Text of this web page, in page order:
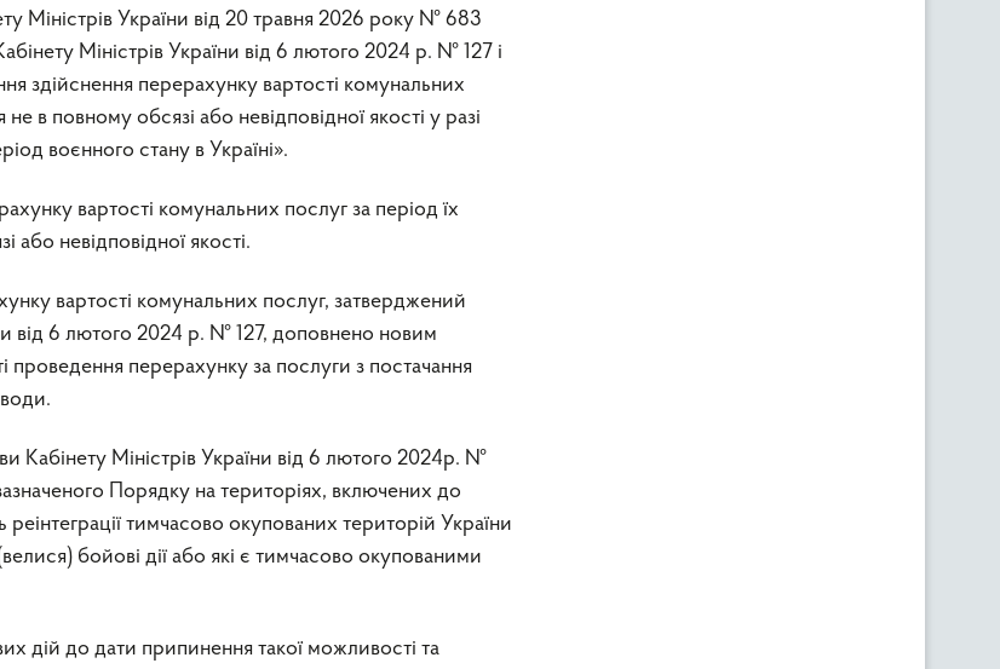
Міністрів України від 6 лютого 2024 р. № 127 і
здійснення перерахунку вартості комунальних
в повному обсязі або невідповідної якості у разі
воєнного стану в Україні».
вартості комунальних послуг за період їх
або невідповідної якості.
вартості комунальних послуг, затверджений
від 6 лютого 2024 р. № 127, доповнено новим
проведення перерахунку за послуги з постачання
води.
Кабінету Міністрів України від 6 лютого 2024р. №
Порядку на територіях, включених до
тимчасово окупованих територій України
бойові дії або які є тимчасово окупованими
дій до дати припинення такої можливості та